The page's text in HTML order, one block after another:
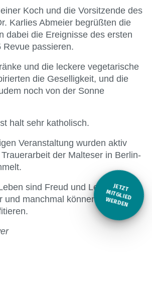
JETZT
M
ITGLIED W
ERDEN
Koch und die Vorsitzende des
Karlies Abmeier begrüßten die
dabei die Ereignisse des ersten
Revue passieren.
und die leckere vegetarische
die Geselligkeit, und die
noch von der Sonne
halt sehr katholisch.
Veranstaltung wurden aktiv
der Malteser in Berlin-
sind Freud und Leid oft sehr
und manchmal können beide auch